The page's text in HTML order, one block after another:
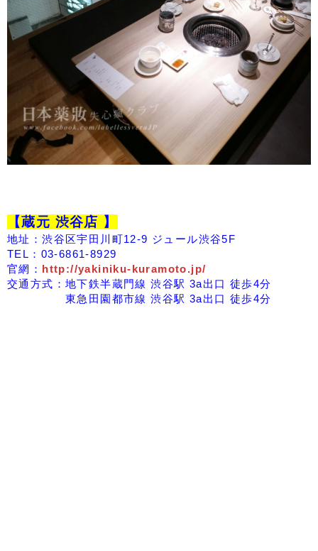
【蔵元 渋谷店 】
地址：渋谷区宇田川町12-9 ジュール渋谷5F
TEL：03-6861-8929
官網： http://yakiniku-kuramoto.jp/
交通方式：地下鉄半蔵門線 渋谷駅 3a出口 徒歩4分
東急田園都市線 渋谷駅 3a出口 徒歩4分